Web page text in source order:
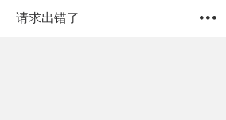
请求出错了 